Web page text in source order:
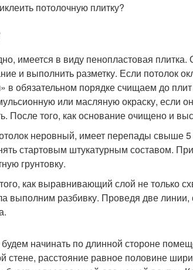
потолочную плитку?
имеется в виду пенопластовая
и выполнить разметку. Если потолок
в обязательном порядке счищаем до
или масляную окраску, если
После того, как основание очищено и
неровный, имеет перепады свыше
стартовым штукатурным составом.
грунтовку.
как выравнивающий слой не только
выполним разбивку. Проведя две
будем начинать по длинной стороне
стене, расстояние равное половине